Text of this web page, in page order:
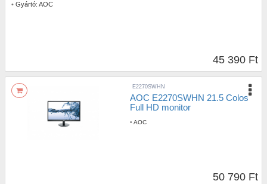
• Gyártó: AOC
45 390 Ft
E2270SWHN
AOC E2270SWHN 21.5 Colos
Full HD monitor
• AOC
50 790 Ft